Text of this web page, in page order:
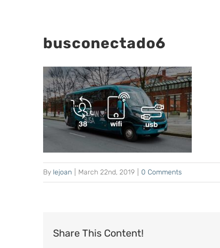
busconectado6
By lejoan March 22nd, 2019 0 Comments
Share This Content!